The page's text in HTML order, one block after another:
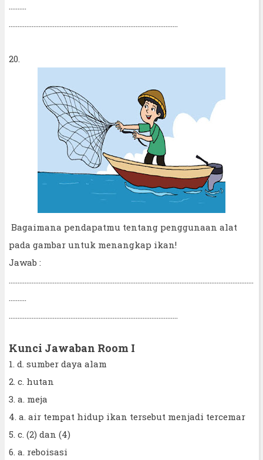
20.
Bagaimana pendapatmu tentang penggunaan alat
pada gambar untuk menangkap ikan!
Jawab :
Kunci Jawaban Room I
1. d. sumber daya alam
2. c. hutan
3. a. meja
4. a. air tempat hidup ikan tersebut menjadi tercemar
5. c. (2) dan (4)
6. a. reboisasi